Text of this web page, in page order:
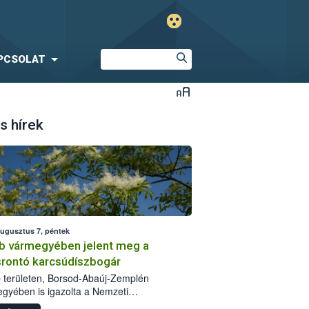
hírek
7, péntek
vármegyében jelent meg a
karcsúdíszbogár
területen, Borsod-Abaúj-Zemplén
is igazolta a Nemzeti
biztonsági Hivatal (Nébih) a